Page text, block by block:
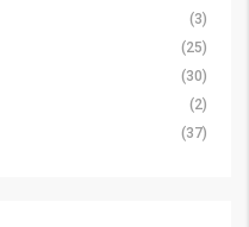
(3)
(25)
(30)
(2)
(37)